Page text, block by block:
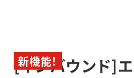
[インバウンド]